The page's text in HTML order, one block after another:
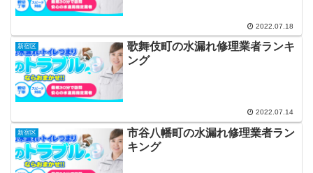
2022.07.18
新宿区
歌舞伎町の水漏れ修理業者ランキ
ング
2022.07.14
新宿区
市谷八幡町の水漏れ修理業者ラン
キング